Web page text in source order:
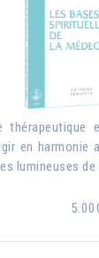
thérapeutique
en harmonie
lumineuses de